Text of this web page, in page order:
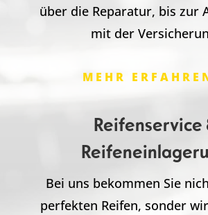
über die Reparatur, bis zur
mit der
MEHR
Reifenservice
Bei uns bekommen Sie
perfekten Reifen, sonder